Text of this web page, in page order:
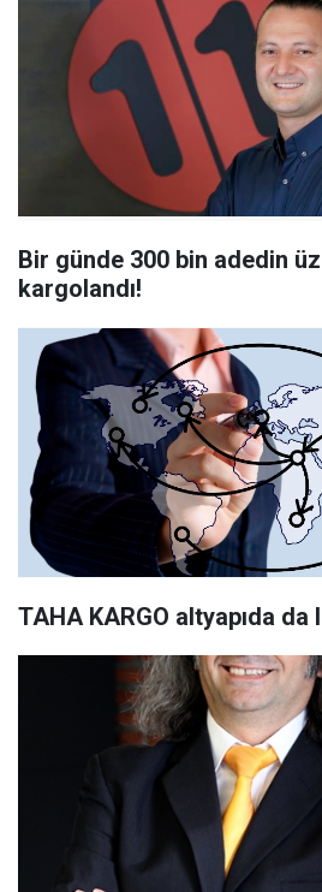
Bir günde 300 bin adedin
kargolandı!
TAHA KARGO altyapıda da